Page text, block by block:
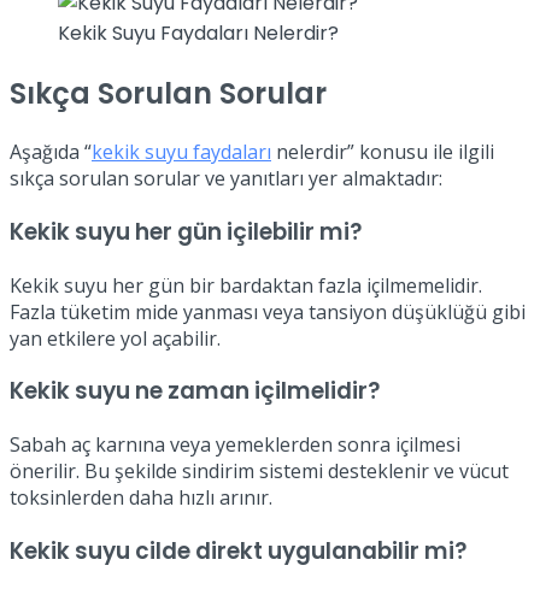
Kekik Suyu Faydaları Nelerdir?
Sıkça Sorulan Sorular
Aşağıda “kekik suyu faydaları nelerdir” konusu ile ilgili
sıkça sorulan sorular ve yanıtları yer almaktadır:
Kekik suyu her gün içilebilir mi?
Kekik suyu her gün bir bardaktan fazla içilmemelidir.
Fazla tüketim mide yanması veya tansiyon düşüklüğü gibi
yan etkilere yol açabilir.
Kekik suyu ne zaman içilmelidir?
Sabah aç karnına veya yemeklerden sonra içilmesi
önerilir. Bu şekilde sindirim sistemi desteklenir ve vücut
toksinlerden daha hızlı arınır.
Kekik suyu cilde direkt uygulanabilir mi?